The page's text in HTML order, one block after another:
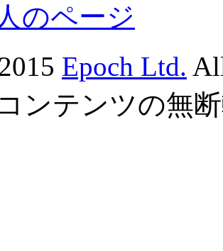
のページ
Epoch Ltd.
ンテンツの無